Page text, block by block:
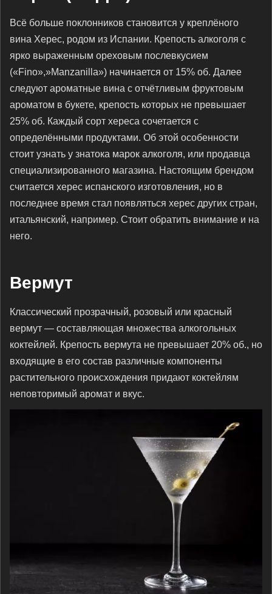
Всё больше поклонников становится у креплёного
вина Херес, родом из Испании. Крепость алкоголя с
ярко выраженным ореховым послевкусием
(«Fino»,»Manzanilla») начинается от 15% об. Далее
следуют ароматные вина с отчётливым фруктовым
ароматом в букете, крепость которых не превышает
25% об. Каждый сорт хереса сочетается с
определёнными продуктами. Об этой особенности
стоит узнать у знатока марок алкоголя, или продавца
специализированного магазина. Настоящим брендом
считается херес испанского изготовления, но в
последнее время стал появляться херес других стран,
итальянский, например. Стоит обратить внимание и на
него.
Вермут
Классический прозрачный, розовый или красный
вермут — составляющая множества алкогольных
коктейлей. Крепость вермута не превышает 20% об., но
входящие в его состав различные компоненты
растительного происхождения придают коктейлям
неповторимый аромат и вкус.